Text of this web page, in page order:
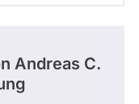
Andreas C.